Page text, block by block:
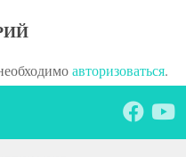
авторизоваться.